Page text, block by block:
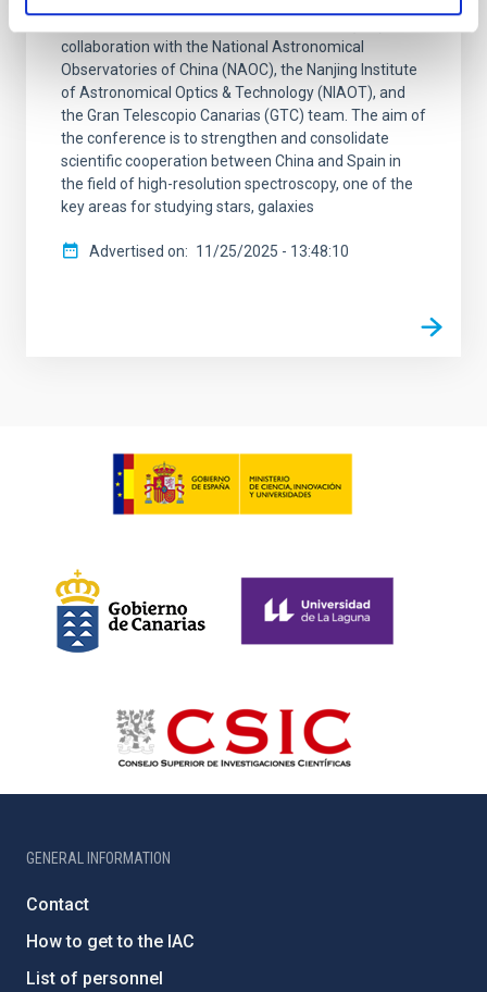
collaboration with the National Astronomical
Observatories of China (NAOC), the Nanjing Institute
of Astronomical Optics & Technology (NIAOT), and
the Gran Telescopio Canarias (GTC) team. The aim of
the conference is to strengthen and consolidate
scientific cooperation between China and Spain in
the field of high-resolution spectroscopy, one of the
key areas for studying stars, galaxies
Advertised on 11/25/2025 - 13:48:10
GENERAL INFORMATION
Contact
How to get to the IAC
List of personnel